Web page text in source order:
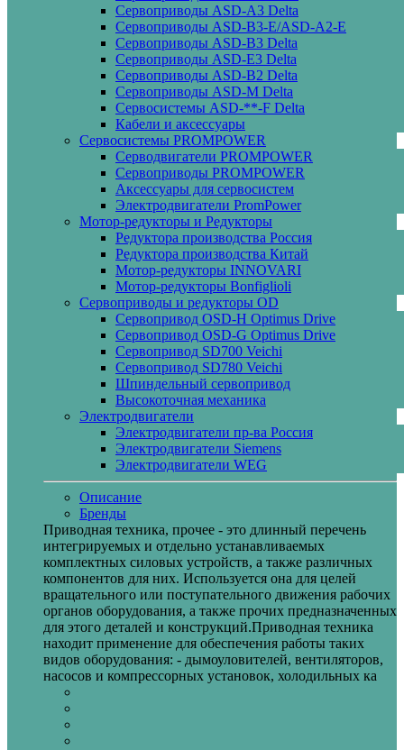
Сервоприводы ASD-A3 Delta
Сервоприводы ASD-B3-E/ASD-A2-E
Сервоприводы ASD-B3 Delta
Сервоприводы ASD-E3 Delta
Сервоприводы ASD-B2 Delta
Сервоприводы ASD-M Delta
Сервосистемы ASD-**-F Delta
Кабели и аксессуары
Сервосистемы PROMPOWER
Серводвигатели PROMPOWER
Сервоприводы PROMPOWER
Аксессуары для сервосистем
Электродвигатели PromPower
Мотор-редукторы и Редукторы
Редуктора производства Россия
Редуктора производства Китай
Мотор-редукторы INNOVARI
Мотор-редукторы Bonfiglioli
Сервоприводы и редукторы OD
Сервопривод OSD-H Optimus Drive
Сервопривод OSD-G Optimus Drive
Сервопривод SD700 Veichi
Сервопривод SD780 Veichi
Шпиндельный сервопривод
Высокоточная механика
Электродвигатели
Электродвигатели пр-ва Россия
Электродвигатели Siemens
Электродвигатели WEG
Описание
Бренды
Приводная техника, прочее - это длинный перечень
интегрируемых и отдельно устанавливаемых
комплектных силовых устройств, а также различных
компонентов для них. Используется она для целей
вращательного или поступательного движения рабочих
органов оборудования, а также прочих предназначенных
для этого деталей и конструкций.Приводная техника
находит применение для обеспечения работы таких
видов оборудования: - дымоуловителей, вентиляторов,
насосов и компрессорных установок, холодильных ка